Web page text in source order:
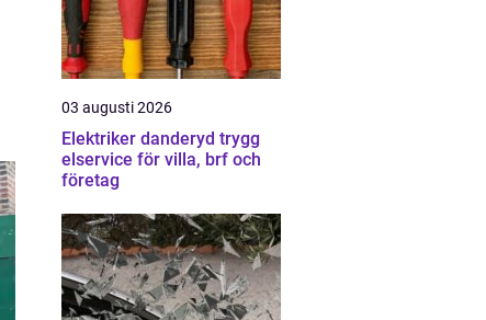
03 augusti 2026
Elektriker danderyd trygg
elservice för villa, brf och
företag